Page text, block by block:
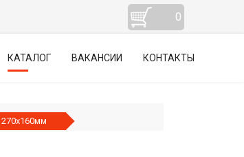
0
КАТАЛОГ ВАКАНСИИ КОНТАКТЫ